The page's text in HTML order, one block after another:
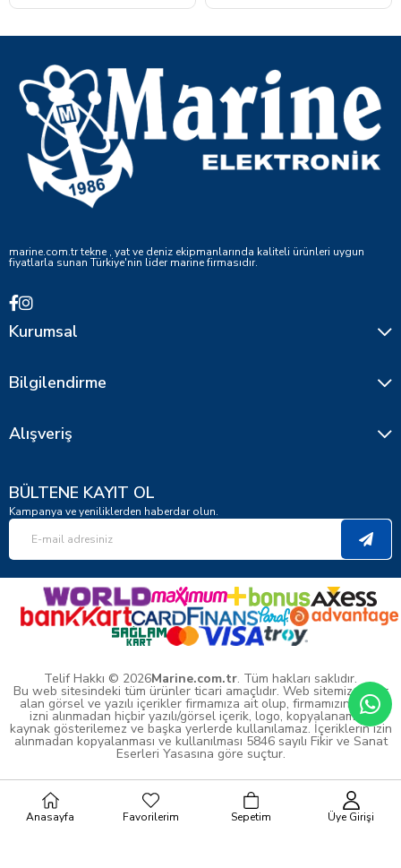
marine.com.tr tekne , yat ve deniz ekipmanlarında kaliteli ürünleri uygun
fiyatlarla sunan Türkiye'nin lider marine firmasıdır.
Kurumsal
Bilgilendirme
Alışveriş
BÜLTENE KAYIT OL
Kampanya ve yeniliklerden haberdar olun.
Telif Hakkı © 2026Marine.com.tr. Tüm hakları saklıdır.
Bu web sitesindeki tüm ürünler ticari amaçlıdır. Web sitemizde yer
alan görsel ve yazılı içerikler firmamıza ait olup, firmamızın yazılı
izni alınmadan hiçbir yazılı/görsel içerik, logo, kopyalanamaz,
kaynak gösterilemez ve başka yerlerde kullanılamaz. İçeriklerin izin
alınmadan kopyalanması ve kullanılması 5846 sayılı Fikir ve Sanat
Eserleri Yasasına göre suçtur.
Anasayfa Favorilerim Sepetim Üye Girişi